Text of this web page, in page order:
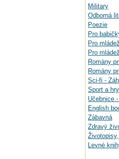
Military
Odborná
Poezie
Pro
Pro
Pro
Romány
Romány
Sci-fi -
Sport a hry
Učebnice
English
Zábavná
Zdravý
Levné